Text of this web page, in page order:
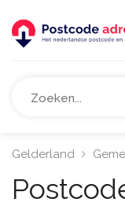
Gelderland